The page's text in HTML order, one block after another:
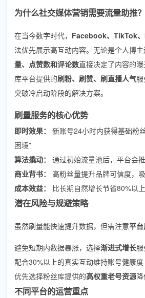
为什么社交媒体营销需要流量助推？
在当今数字时代， Facebook、TikTok
法优先展示高互动内容。无论是个人博主
量、点赞数和评论数直接决定了内容的
库平台提供的刷粉、刷赞、刷直播人气
突破冷启动阶段的解决方案。
刷量服务的核心优势
即时效果：
新账号24小时内获得基础粉
困境”
算法撬动：
通过初始流量池后，平台会
商业背书：
高粉丝量提升品牌可信度，
成本效益：
比长期自然增长节省80%以
潜在风险与规避策略
虽然刷量能快速提升数据，但需注意平
避免短期内数据暴涨，选择渐进式增长
配合30%以上的真实互动维持账号健康度
优先选择粉丝库提供的高权重老号资源
不同平台的运营重点